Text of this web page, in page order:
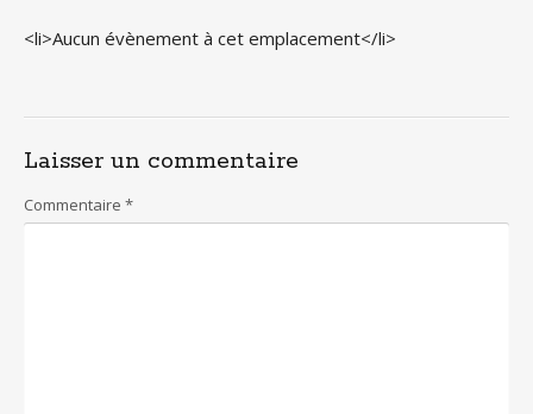
<li>Aucun évènement à cet emplacement</li>
Laisser un commentaire
Commentaire *